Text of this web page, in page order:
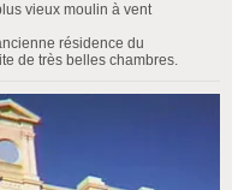
vieux moulin à vent
résidence du
de très belles chambres.